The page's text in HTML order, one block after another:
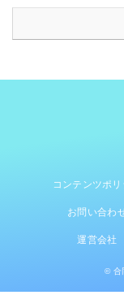
コンテンツポリ
お問い合わ
運営会社
© 合